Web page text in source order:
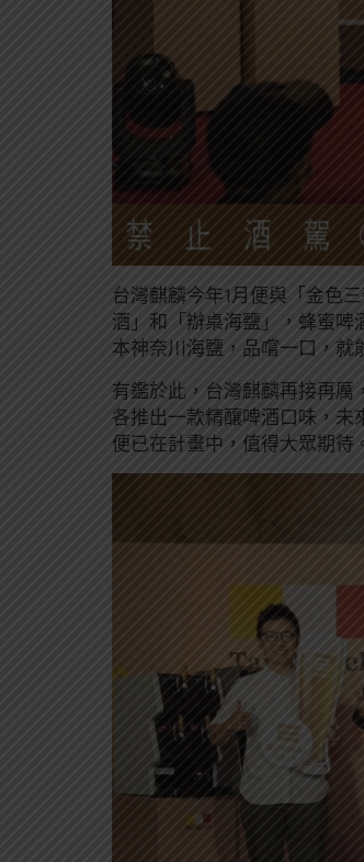
台灣麒麟今年1月便與「金色
酒」和「辦桌海鹽」，蜂蜜啤
本神奈川海鹽，品嚐一口，就
有鑑於此，台灣麒麟再接再厲
各推出一款精釀啤酒口味，未
便已在計畫中，值得大眾期待